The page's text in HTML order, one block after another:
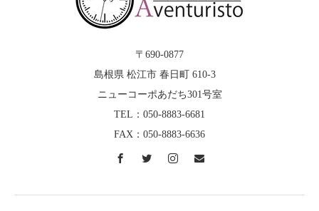
〒690-0877
島根県 松江市 春日町 610-3
ニューコーポあだち301号室
TEL：050-8883-6681
FAX：050-8883-6636